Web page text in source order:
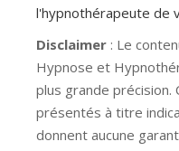
l'hypnothérapeute de
Disclaimer : Le
Hypnose et
plus grande
présentés à titre
donnent aucune